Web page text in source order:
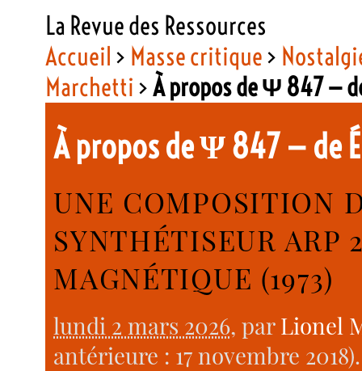
La Revue des Ressources
Accueil > Masse critique>
Marchetti >À propos de Ψ 847 — de
À propos de Ψ 847 — de
UNE COMPOSITION
SYNTHÉTISEUR ARP
MAGNÉTIQUE (1973)
lundi 2 mars 2026, parLionel
antérieure : 17 novembre 2018).